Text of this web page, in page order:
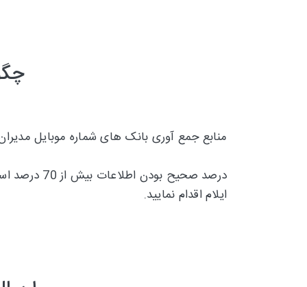
منابع جمع آوری بانک های شماره موبایل
درصد صحیح بودن اطلاعات بیش از 70 درصد است و تقریبا 30 درصد
ایلام اقدام نمایید.